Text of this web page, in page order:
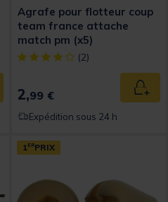
Rating
au panier
Agrafe pour flotteur coup
team france attache
match pm (x5)
[object Object] out of 5
(2)
2,99 €
Expédition sous 24 h
1ERPRIX